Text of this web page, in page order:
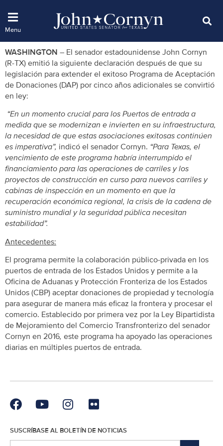
WASHINGTON – El senador estadounidense John Cornyn
(R-TX) emitió la siguiente declaración después de que su
legislación para extender el exitoso Programa de Aceptación
de Donaciones (DAP) por cinco años adicionales se convirtió
en ley:
“En un momento crucial para los Puertos de entrada a
medida que se modernizan e invierten en su infraestructura,
la necesidad de que estas asociaciones exitosas continúen
es imperativa”, indicó el senador Cornyn. “Para Texas, el
vencimiento de este programa habría interrumpido el
financiamiento para las operaciones de carriles y los
proyectos de construcción en curso para nuevos carriles y
cabinas de inspección en un momento en que la
recuperación económica regional, la crisis de la cadena de
suministro mundial y la seguridad pública necesitan
estabilidad”.
Antecedentes:
El programa permite la colaboración público-privada en los
puertos de entrada de los Estados Unidos y permite a la
Oficina de Aduanas y Protección Fronteriza de los Estados
Unidos (CBP) aceptar donaciones de propiedad y tecnología
para asegurar de manera más eficaz la frontera y procesar el
comercio. Establecido por primera vez por la Ley Bipartidista
de Mejoramiento del Comercio Transfronterizo del senador
Cornyn en 2016, este programa ha apoyado las operaciones
diarias en múltiples puertos de entrada.
SUSCRÍBASE AL BOLETÍN DE NOTICIAS